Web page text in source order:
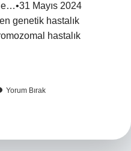
Mayıs 2024
genetik hastalık
hastalık
Yorum Bırak